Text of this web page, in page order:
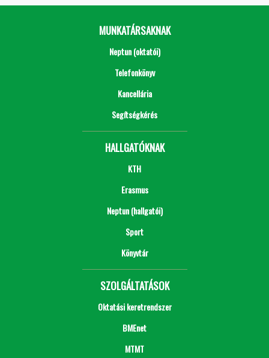
MUNKATÁRSAKNAK
Neptun (oktatói)
Telefonkönyv
Kancellária
Segítségkérés
HALLGATÓKNAK
KTH
Erasmus
Neptun (hallgatói)
Sport
Könyvtár
SZOLGÁLTATÁSOK
Oktatási keretrendszer
BMEnet
MTMT